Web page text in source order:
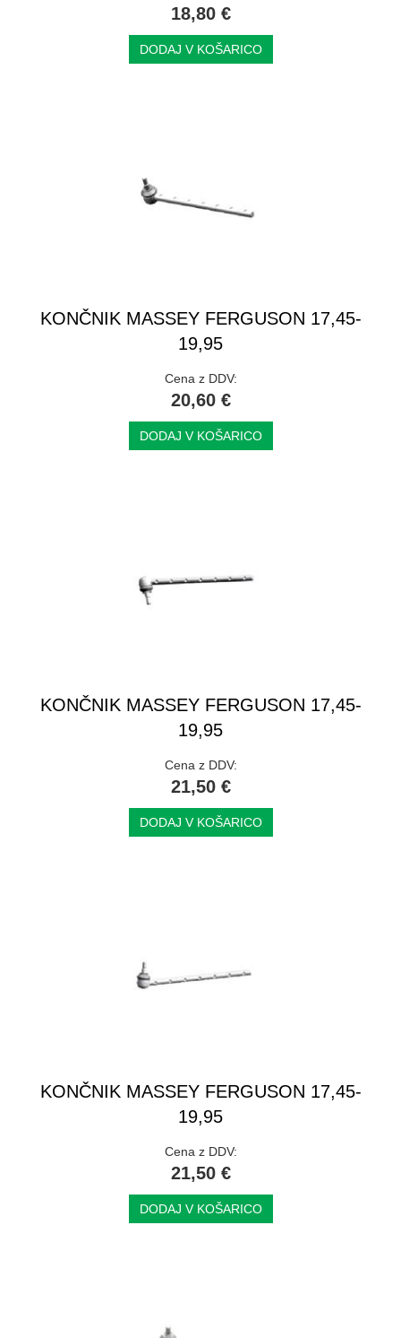
18,80 €
DODAJ V KOŠARICO
KONČNIK MASSEY FERGUSON 17,45-
19,95
Cena z DDV:
20,60 €
DODAJ V KOŠARICO
KONČNIK MASSEY FERGUSON 17,45-
19,95
Cena z DDV:
21,50 €
DODAJ V KOŠARICO
KONČNIK MASSEY FERGUSON 17,45-
19,95
Cena z DDV:
21,50 €
DODAJ V KOŠARICO